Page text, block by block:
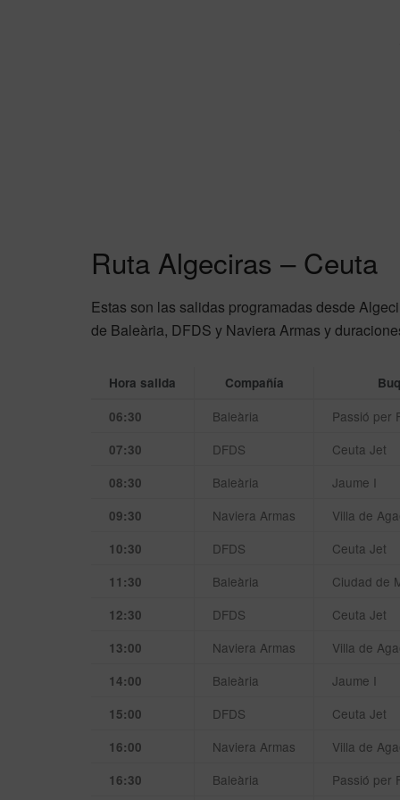
Ruta Algeciras – Ceuta
Estas son las salidas programadas desde
de Baleària, DFDS y Naviera Armas y
Hora salida Compañía
06:30
Baleària Passió per
07:30 DFDS Ceuta Jet
08:30 Baleària Jaume I
09:30 Naviera Armas Villa de
10:30 DFDS Ceuta Jet
11:30 Baleària Ciudad de
12:30 DFDS Ceuta Jet
13:00 Naviera Armas Villa de
14:00 Baleària Jaume I
15:00 DFDS Ceuta Jet
16:00 Naviera Armas Villa de
16:30 Baleària Passió per